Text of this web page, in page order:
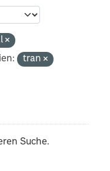
tran
Suche.